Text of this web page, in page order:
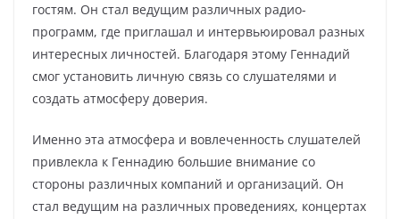
гостям. Он стал ведущим различных радио-
программ, где приглашал и интервьюировал разных
интересных личностей. Благодаря этому Геннадий
смог установить личную связь со слушателями и
создать атмосферу доверия.
Именно эта атмосфера и вовлеченность слушателей
привлекла к Геннадию большие внимание со
стороны различных компаний и организаций. Он
стал ведущим на различных проведениях, концертах